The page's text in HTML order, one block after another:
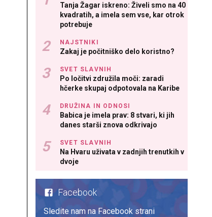
Tanja Žagar iskreno: Živeli smo na 40
kvadratih, a imela sem vse, kar otrok
potrebuje
NAJSTNIKI
Zakaj je počitniško delo koristno?
SVET SLAVNIH
Po ločitvi združila moči: zaradi
hčerke skupaj odpotovala na Karibe
DRUŽINA IN ODNOSI
Babica je imela prav: 8 stvari, ki jih
danes starši znova odkrivajo
SVET SLAVNIH
Na Hvaru uživata v zadnjih trenutkih v
dvoje
Facebook
Sledite nam na Facebook strani